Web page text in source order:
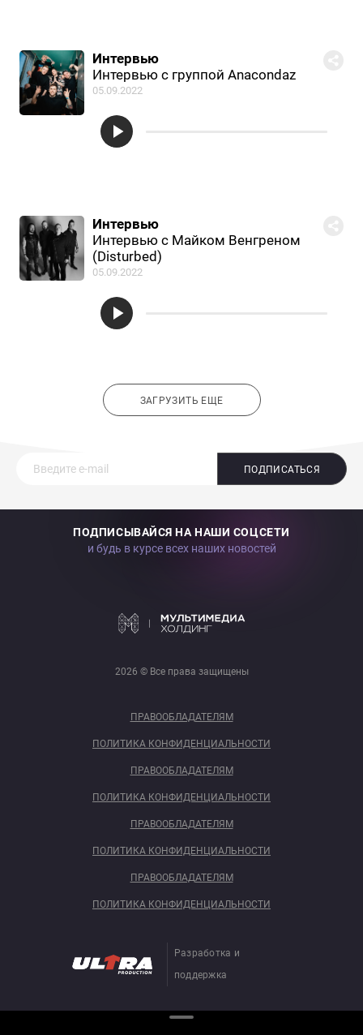
Интервью
Интервью с группой Anacondaz
05.09.2022
Интервью
Интервью с Майком Венгреном
(Disturbed)
05.09.2022
ЗАГРУЗИТЬ ЕЩЕ
ПОДПИСАТЬСЯ
ПОДПИСЫВАЙСЯ НА НАШИ СОЦСЕТИ
и будь в курсе всех наших новостей
2026 © Все права защищены
ПРАВООБЛАДАТЕЛЯМ
ПОЛИТИКА КОНФИДЕНЦИАЛЬНОСТИ
ПРАВООБЛАДАТЕЛЯМ
ПОЛИТИКА КОНФИДЕНЦИАЛЬНОСТИ
ПРАВООБЛАДАТЕЛЯМ
ПОЛИТИКА КОНФИДЕНЦИАЛЬНОСТИ
ПРАВООБЛАДАТЕЛЯМ
ПОЛИТИКА КОНФИДЕНЦИАЛЬНОСТИ
Разработка и
поддержка